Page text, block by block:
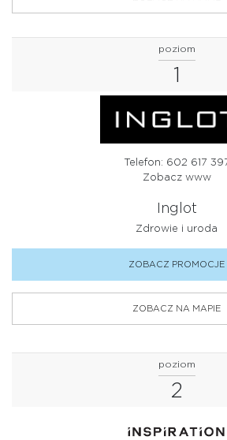
poziom
1
Telefon: 602 617
Zobacz www
Inglot
Zdrowie i uroda
ZOBACZ PROMOCJE
ZOBACZ NA MAPIE
poziom
2